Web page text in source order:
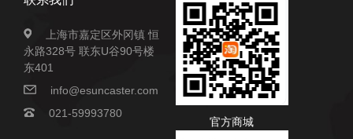
上海市嘉定区外冈镇 恒
永路328号 联东U谷90号楼
东401
info@esuncaster.com
021-59993780
官方商城